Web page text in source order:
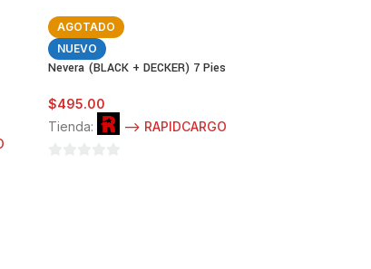
AGOTADO
NUEVO
Nevera (BLACK + DECKER) 7 Pies
$495.00
Tienda:
--> RAPIDCARGO